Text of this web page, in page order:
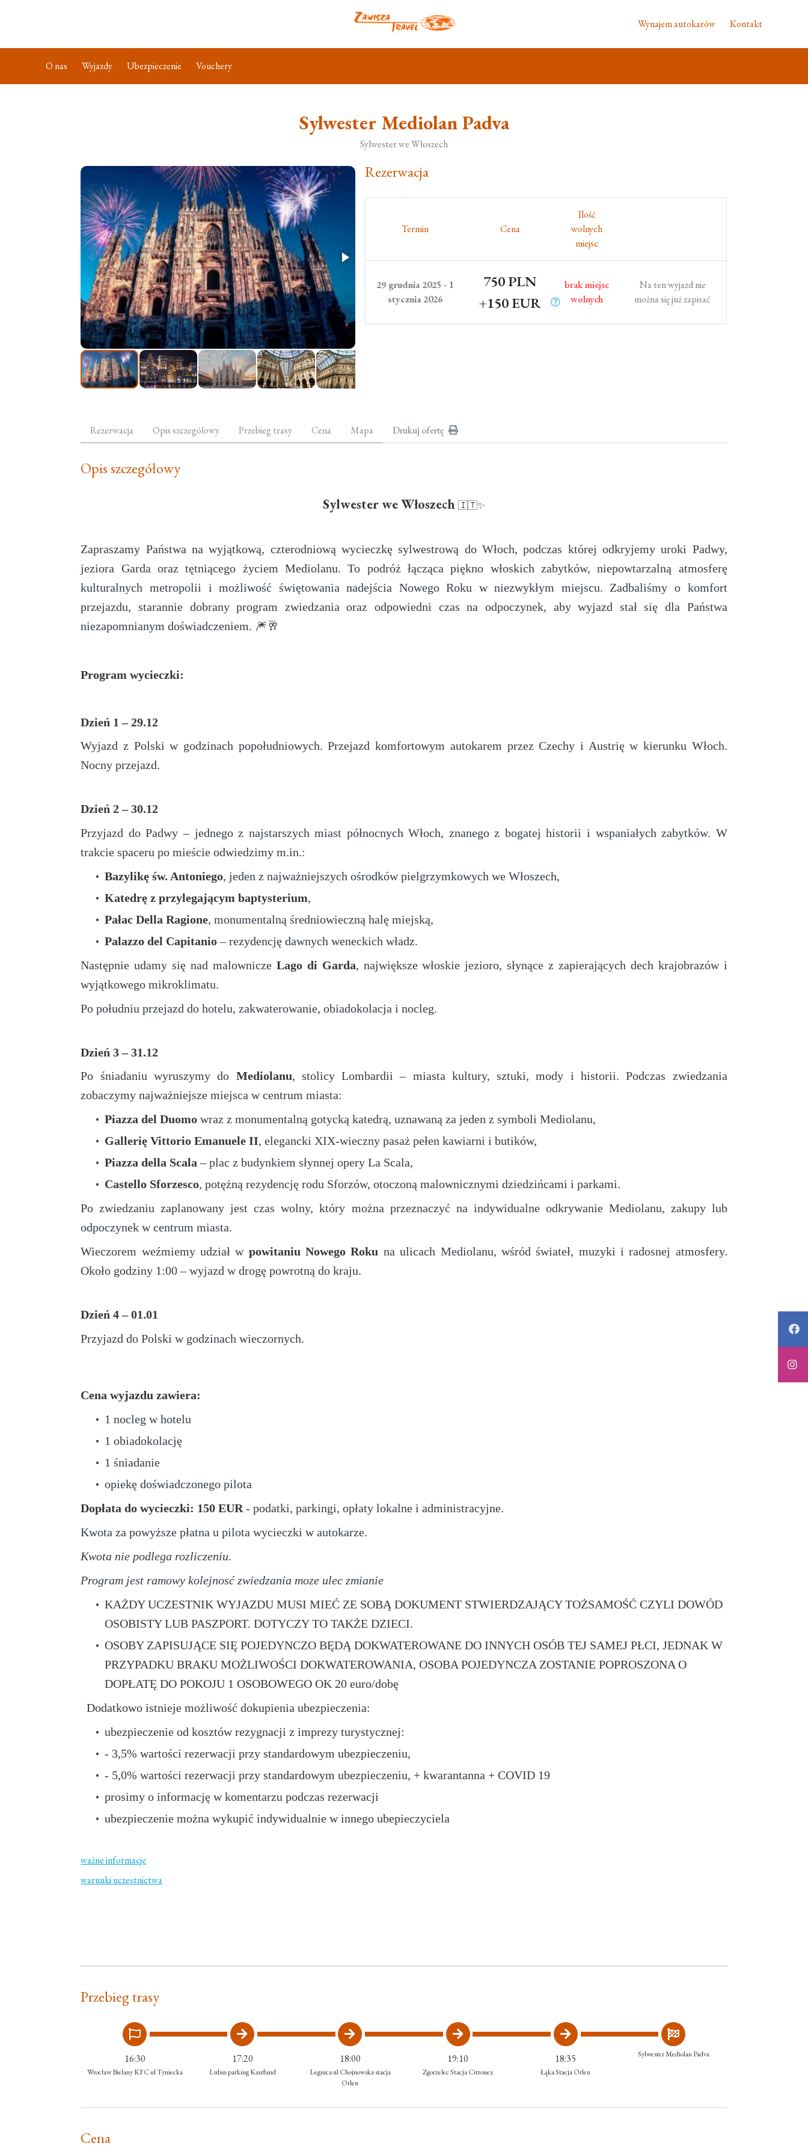
Wynajem autokarów Kontakt
O nas Wyjazdy Ubezpieczenie Vouchery
Sylwester Mediolan Padva
Sylwester we Włoszech
Rezerwacja
Termin Cena
Ilość
wolnych
miejsc
29 grudnia 2025 - 1
stycznia 2026
750 PLN
+150 EUR
brak miejsc
wolnych
Na ten wyjazd nie
można się już zapisać
Rezerwacja Opis szczegółowy Przebieg trasy Cena Mapa Drukuj ofertę
Opis szczegółowy
Sylwester we Włoszech 🇮🇹✨
Zapraszamy Państwa na wyjątkową, czterodniową wycieczkę sylwestrową do Włoch, podczas której odkryjemy uroki Padwy,
jeziora Garda oraz tętniącego życiem Mediolanu. To podróż łącząca piękno włoskich zabytków, niepowtarzalną atmosferę
kulturalnych metropolii i możliwość świętowania nadejścia Nowego Roku w niezwykłym miejscu. Zadbaliśmy o komfort
przejazdu, starannie dobrany program zwiedzania oraz odpowiedni czas na odpoczynek, aby wyjazd stał się dla Państwa
niezapomnianym doświadczeniem. 🎆🥂
Program wycieczki:
Dzień 1 – 29.12
Wyjazd z Polski w godzinach popołudniowych. Przejazd komfortowym autokarem przez Czechy i Austrię w kierunku Włoch.
Nocny przejazd.
Dzień 2 – 30.12
Przyjazd do Padwy – jednego z najstarszych miast północnych Włoch, znanego z bogatej historii i wspaniałych zabytków. W
trakcie spaceru po mieście odwiedzimy m.in.:
Bazylikę św. Antoniego, jeden z najważniejszych ośrodków pielgrzymkowych we Włoszech,
Katedrę z przylegającym baptysterium,
Pałac Della Ragione, monumentalną średniowieczną halę miejską,
Palazzo del Capitanio– rezydencję dawnych weneckich władz.
Następnie udamy się nad malownicze Lago di Garda, największe włoskie jezioro, słynące z zapierających dech krajobrazów i
wyjątkowego mikroklimatu.
Po południu przejazd do hotelu, zakwaterowanie, obiadokolacja i nocleg.
Dzień 3 – 31.12
Po śniadaniu wyruszymy do Mediolanu, stolicy Lombardii – miasta kultury, sztuki, mody i historii. Podczas zwiedzania
zobaczymy najważniejsze miejsca w centrum miasta:
Piazza del Duomo wraz z monumentalną gotycką katedrą, uznawaną za jeden z symboli Mediolanu,
Gallerię Vittorio Emanuele II, elegancki XIX-wieczny pasaż pełen kawiarni i butików,
Piazza della Scala– plac z budynkiem słynnej opery La Scala,
Castello Sforzesco, potężną rezydencję rodu Sforzów, otoczoną malownicznymi dziedzińcami i parkami.
Po zwiedzaniu zaplanowany jest czas wolny, który można przeznaczyć na indywidualne odkrywanie Mediolanu, zakupy lub
odpoczynek w centrum miasta.
Wieczorem weźmiemy udział w powitaniu Nowego Roku na ulicach Mediolanu, wśród świateł, muzyki i radosnej atmosfery.
Około godziny 1:00 – wyjazd w drogę powrotną do kraju.
Dzień 4 – 01.01
Przyjazd do Polski w godzinach wieczornych.
Cena wyjazdu zawiera:
1 nocleg w hotelu
1 obiadokolację
1 śniadanie
opiekę doświadczonego pilota
Dopłata do wycieczki: 150 EUR - podatki, parkingi, opłaty lokalne i administracyjne.
Kwota za powyższe płatna u pilota wycieczki w autokarze.
Kwota nie podlega rozliczeniu.
Program jest ramowy kolejnosć zwiedzania moze ulec zmianie
KAŻDY UCZESTNIK WYJAZDU MUSI MIEĆ ZE SOBĄ DOKUMENT STWIERDZAJĄCY TOŻSAMOŚĆ CZYLI DOWÓD
OSOBISTY LUB PASZPORT. DOTYCZY TO TAKŻE DZIECI.
OSOBY ZAPISUJĄCE SIĘ POJEDYNCZO BĘDĄ DOKWATEROWANE DO INNYCH OSÓB TEJ SAMEJ PŁCI, JEDNAK W
PRZYPADKU BRAKU MOŻLIWOŚCI DOKWATEROWANIA, OSOBA POJEDYNCZA ZOSTANIE POPROSZONA O
DOPŁATĘ DO POKOJU 1 OSOBOWEGO OK 20 euro/dobę
Dodatkowo istnieje możliwość dokupienia ubezpieczenia:
ubezpieczenie od kosztów rezygnacji z imprezy turystycznej:
- 3,5% wartości rezerwacji przy standardowym ubezpieczeniu,
- 5,0% wartości rezerwacji przy standardowym ubezpieczeniu, + kwarantanna + COVID 19
prosimy o informację w komentarzu podczas rezerwacji
ubezpieczenie można wykupić indywidualnie w innego ubepieczyciela
ważne informacje
warunki uczestnictwa
Przebieg trasy
16:30
Wrocław Bielany KFC ul Tyniecka
17:20
Lubin parking Kaufland
18:00
Legnica ul Chojnowska stacja
Orlen
19:10
Zgorzelec Stacja Citronex
18:35
Łąka Stacja Orlen
Sylwester Mediolan Padva
Cena